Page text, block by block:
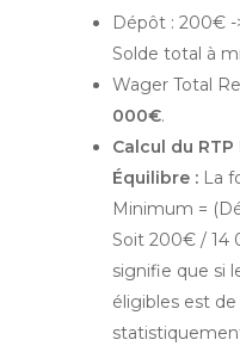
Dépôt : 200€
Solde total à
Wager Total
000€.
Calcul du
Équilibre : La
Minimum =
Soit 200€ / 14
signifie que si
éligibles est